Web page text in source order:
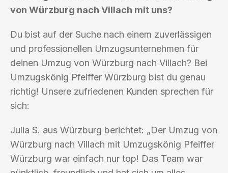
von Würzburg nach Villach mit uns?
Du bist auf der Suche nach einem zuverlässigen
und professionellen Umzugsunternehmen für
deinen Umzug von Würzburg nach Villach? Bei
Umzugskönig Pfeiffer Würzburg bist du genau
richtig! Unsere zufriedenen Kunden sprechen für
sich:
Julia S. aus Würzburg berichtet: „Der Umzug von
Würzburg nach Villach mit Umzugskönig Pfeiffer
Würzburg war einfach nur top! Das Team war